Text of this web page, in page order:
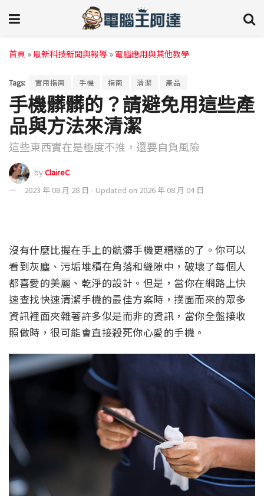
首頁 »最新科技新聞與報導 » 電腦應用與其他教學
Tags: 實用指南 手機 指南 清潔 產品
手機髒髒的？請避免用這些產
品與方法來清潔
這些東西實在是極度不推，還要自負風險
byClaireC
2023 年 08 月 28 日 - Updated on 2026 年 08 月 04 日
沒有什麼比握在手上的骯髒手機更糟糕的了。你可以
看到灰塵、污垢堆積在角落和縫隙中，破壞了每個人
都喜愛的美麗、乾淨的設計。但是，當你在網路上快
速查找快速清潔手機的最佳方案時，撲面而來的眾多
資訊裡面夾雜著許多似是而非的資訊，當你全盤接收
照做時，很可能會直接殺死你心愛的手機。